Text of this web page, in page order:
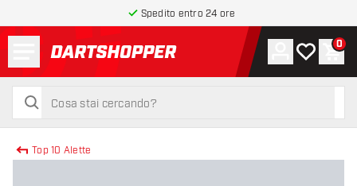
Spedito entro 24 ore
torna alla home page
cerca
cerca
Account
La mia0
Top 10 Alette